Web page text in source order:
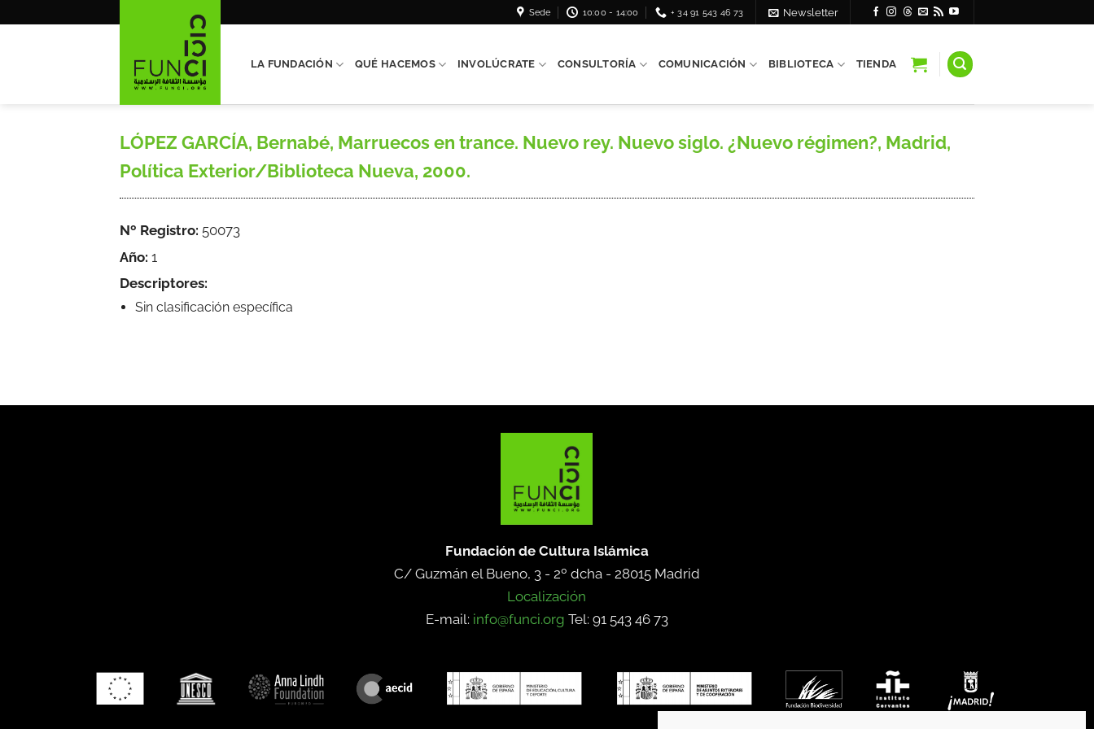
Sede 10:00 - 14:00 + 34 91 543 46 73 Newsletter
LA FUNDACIÓN QUÉ HACEMOS INVOLÚCRATE CONSULTORÍA COMUNICACIÓN BIBLIOTECA TIENDA
LÓPEZ GARCÍA, Bernabé, Marruecos en trance. Nuevo rey. Nuevo siglo. ¿Nuevo régimen?, Madrid,
Política Exterior/Biblioteca Nueva, 2000.
Nº Registro: 50073
Año: 1
Descriptores:
Sin clasificación específica
Fundación de Cultura Islámica
C/ Guzmán el Bueno, 3 - 2º dcha - 28015 Madrid
Localización
E-mail: info@funci.org Tel: 91 543 46 73